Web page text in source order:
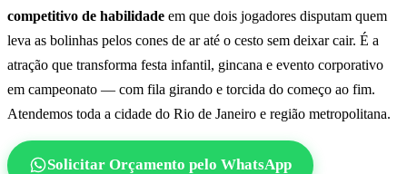
competitivo de habilidade em que dois jogadores disputam quem
leva as bolinhas pelos cones de ar até o cesto sem deixar cair. É a
atração que transforma festa infantil, gincana e evento corporativo
em campeonato — com fila girando e torcida do começo ao fim.
Atendemos toda a cidade do Rio de Janeiro e região metropolitana.
Solicitar Orçamento pelo WhatsApp